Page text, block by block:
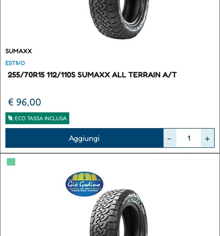
SUMAXX
ESTIVO
255/70R15 112/110S SUMAXX ALL TERRAIN A/T
€ 96,00
ECO TASSA INCLUSA
Aggiungi
▀